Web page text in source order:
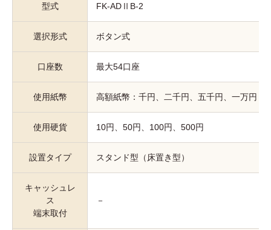
型式 FK-ADⅡB-2
選択形式 ボタン式
口座数 最大54口座
使用紙幣 高額紙幣：千円、二千円、五千円、一万円
使用硬貨 10円、50円、100円、500円
設置タイプ スタンド型（床置き型）
キャッシュレ
ス
端末取付
－